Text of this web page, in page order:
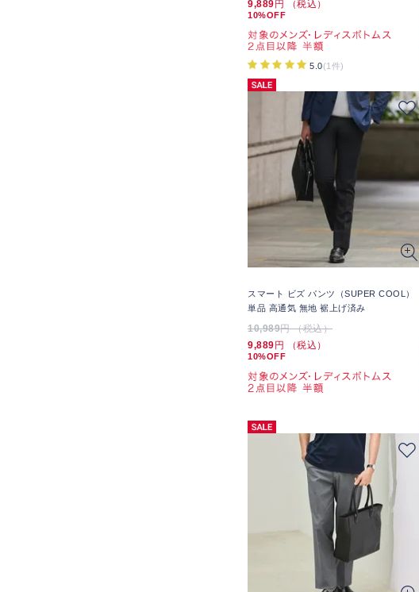
9,889円 （税込）
10%OFF
5.0(1件)
スマート ビズ パンツ（SUPER COOL）
単品 高通気 無地 裾上げ済み
10,989円 （税込）
9,889 円 （税込）
10%OFF